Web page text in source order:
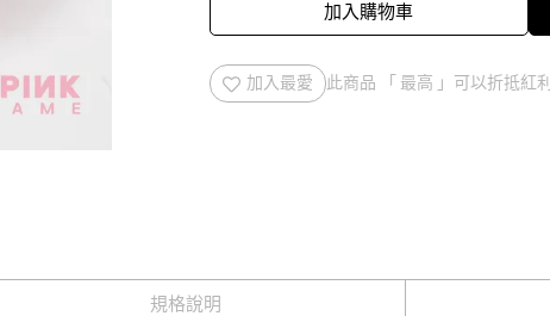
加入購物車
加入最愛 此商品 「 最高 」可以折抵紅利
規格說明